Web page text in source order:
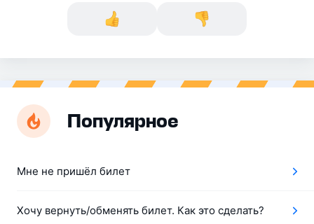
Популярное
Мне не пришёл билет
Хочу вернуть/обменять билет. Как это сделать?